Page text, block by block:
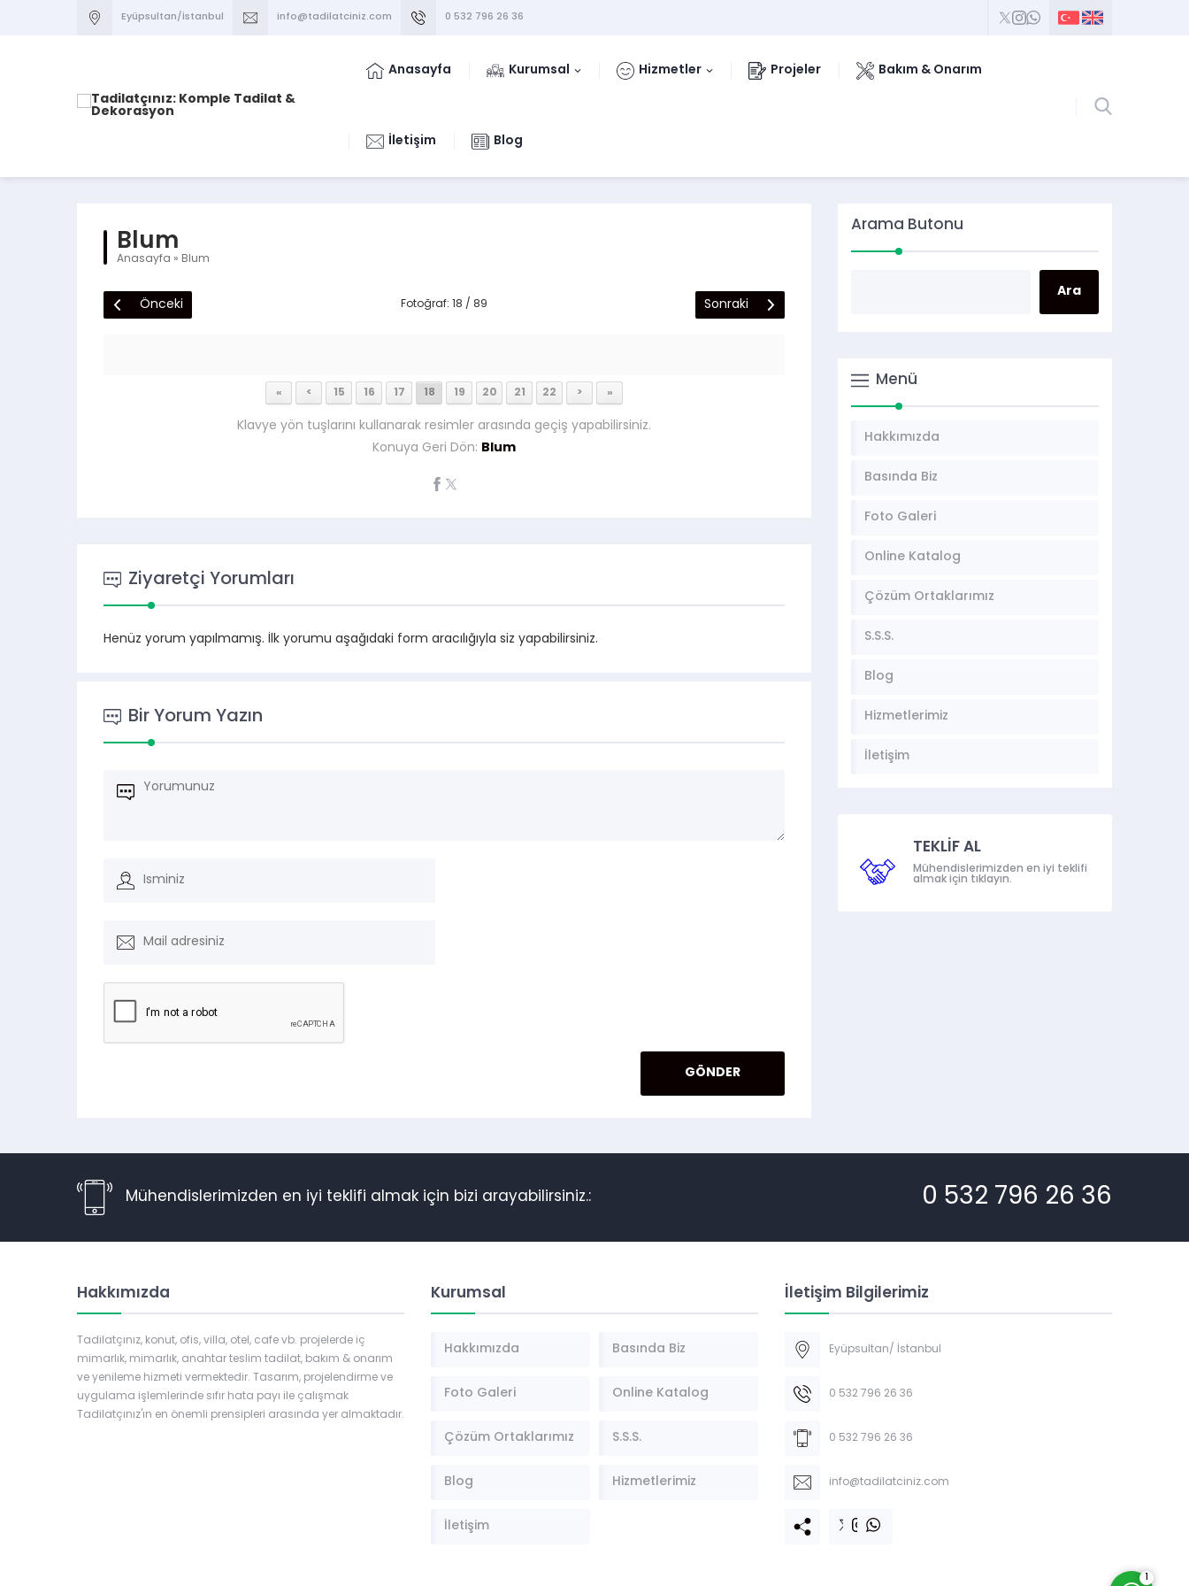
Eyüpsultan/İstanbul info@tadilatciniz.com 0 532 796 26 36
Anasayfa Kurumsal Hizmetler Projeler Bakım & Onarım
İletişim Blog
Blum
Anasayfa » Blum
Önceki Fotoğraf: 18 / 89 Sonraki
« < 15 16 17 18 19 20 21 22 > »
Klavye yön tuşlarını kullanarak resimler arasında geçiş yapabilirsiniz.
Konuya Geri Dön: Blum
Ziyaretçi Yorumları
Henüz yorum yapılmamış. İlk yorumu aşağıdaki form aracılığıyla siz yapabilirsiniz.
Bir Yorum Yazın
Arama Butonu
Menü
Hakkımızda
Basında Biz
Foto Galeri
Online Katalog
Çözüm Ortaklarımız
S.S.S.
Blog
Hizmetlerimiz
İletişim
TEKLİF AL
Mühendislerimizden en iyi teklifi
almak için tıklayın.
Mühendislerimizden en iyi teklifi almak için bizi arayabilirsiniz.: 0 532 796 26 36
Hakkımızda
Tadilatçınız, konut, ofis, villa, otel, cafe vb. projelerde iç
mimarlık, mimarlık, anahtar teslim tadilat, bakım & onarım
ve yenileme hizmeti vermektedir. Tasarım, projelendirme ve
uygulama işlemlerinde sıfır hata payı ile çalışmak
Tadilatçınız'ın en önemli prensipleri arasında yer almaktadır.
Kurumsal
Hakkımızda Basında Biz
Foto Galeri Online Katalog
Çözüm Ortaklarımız S.S.S.
Blog Hizmetlerimiz
İletişim
İletişim Bilgilerimiz
Eyüpsultan/ İstanbul
0 532 796 26 36
0 532 796 26 36
info@tadilatciniz.com